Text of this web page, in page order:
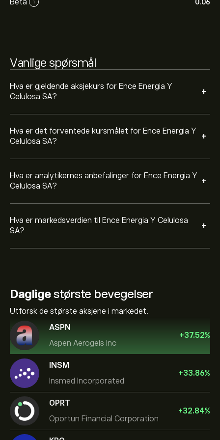
i 0.06
Vanlige spørsmål
Hva er gjeldende aksjekurs for Ence Energia Y
Celulosa SA?
+
Hva er det forventede kursmålet for Ence Energia Y
Celulosa SA?
+
Hva er analytikernes anbefalinger for Ence Energia Y
Celulosa SA?
+
forventningene for fremtidige prisbevegelser.
Hva er markedsverdien til Ence Energia Y Celulosa
SA?
+
Dagligestørste bevegelser
Utforsk de største aksjene i markedet.
ASPN
Aspen Aerogels Inc
+37.52%
INSM
Insmed Incorporated
+33.86%
OPRT
Oportun Financial Corporation
+32.84%